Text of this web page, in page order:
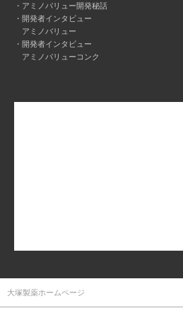
アミノバリュー開発秘話
開発者インタビュー
アミノバリュー
開発者インタビュー
アミノバリューコンク
大塚製薬ホームページ